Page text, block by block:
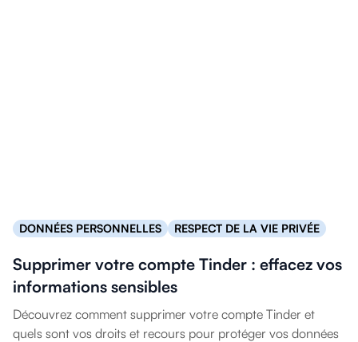
DONNÉES PERSONNELLES RESPECT DE LA VIE PRIVÉE
Supprimer votre compte Tinder : effacez vos
informations sensibles
Découvrez comment supprimer votre compte Tinder et
quels sont vos droits et recours pour protéger vos données